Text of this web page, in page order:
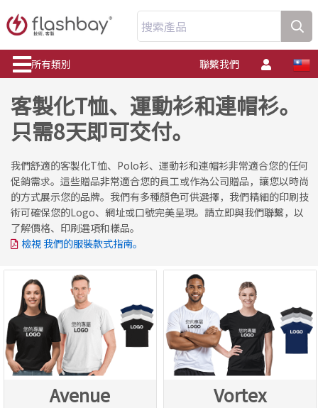
搜索產品
所有類別 聯繫我們
客製化T恤、運動衫和連帽衫。
只需8天即可交付。
我們舒適的客製化T恤、Polo衫、運動衫和連帽衫非常適合您的任何
促銷需求。這些贈品非常適合您的員工或作為公司贈品，讓您以時尚
的方式展示您的品牌。我們有多種顏色可供選擇，我們精細的印刷技
術可確保您的Logo、網址或口號完美呈現。請立即與我們聯繫，以
了解價格、印刷選項和樣品。
檢視 我們的服裝款式指南。
Avenue Vortex